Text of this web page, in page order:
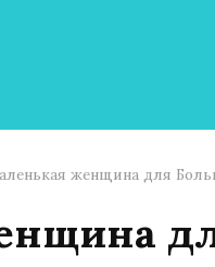
женщина для